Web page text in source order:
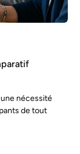
une nécessité
de tout